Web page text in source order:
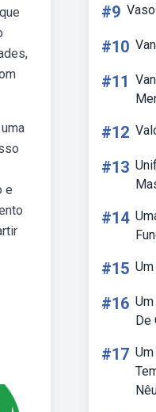
e
#9
#10
#11
#12
#13
#14
#15
#16
De
#17